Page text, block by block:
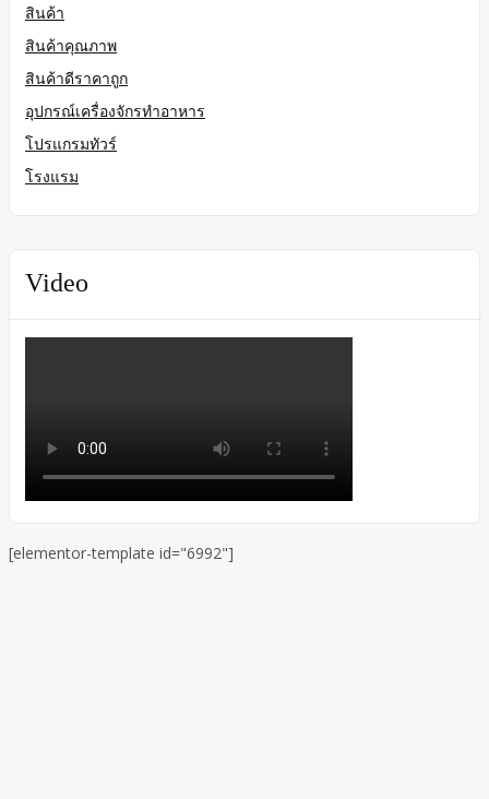
สินค้า
สินค้าคุณภาพ
สินค้าดีราคาถูก
อุปกรณ์เครื่องจักรทำอาหาร
โปรแกรมทัวร์
โรงแรม
Video
[elementor-template id="6992"]